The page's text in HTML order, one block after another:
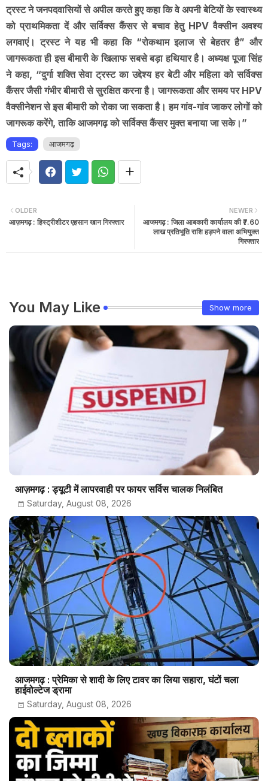
ट्रस्ट ने जनपदवासियों से अपील करते हुए कहा कि वे अपनी बेटियों के स्वास्थ्य
को प्राथमिकता दें और सर्विक्स कैंसर से बचाव हेतु HPV वैक्सीन अवश्य
लगवाएं। ट्रस्ट ने यह भी कहा कि “रोकथाम इलाज से बेहतर है” और
जागरूकता ही इस बीमारी के खिलाफ सबसे बड़ा हथियार है। अध्यक्ष पूजा सिंह
ने कहा, “दुर्गा शक्ति सेवा ट्रस्ट का उद्देश्य हर बेटी और महिला को सर्विक्स
कैंसर जैसी गंभीर बीमारी से सुरक्षित करना है। जागरूकता और समय पर HPV
वैक्सीनेशन से इस बीमारी को रोका जा सकता है। हम गांव-गांव जाकर लोगों को
जागरूक करेंगे, ताकि आजमगढ़ को सर्विक्स कैंसर मुक्त बनाया जा सके।”
Tags: आजमगढ़
NEWER
आजमगढ़ : जिला आबकारी कार्यालय की ₹7.60
लाख प्रतिभूति राशि हड़पने वाला अभियुक्त
गिरफ्तार
OLDER
आज़मगढ़ : हिस्ट्रीशीटर एहसान खान गिरफ्तार
You May Like Show more
आज़मगढ़ : ड्यूटी में लापरवाही पर फायर सर्विस चालक निलंबित
Saturday, August 08, 2026
आजमगढ़ : प्रेमिका से शादी के लिए टावर का लिया सहारा, घंटों चला
हाईवोल्टेज ड्रामा
Saturday, August 08, 2026